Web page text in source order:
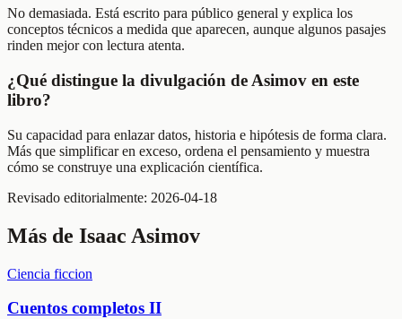
No demasiada. Está escrito para público general y explica los
conceptos técnicos a medida que aparecen, aunque algunos pasajes
rinden mejor con lectura atenta.
¿Qué distingue la divulgación de Asimov en este
libro?
Su capacidad para enlazar datos, historia e hipótesis de forma clara.
Más que simplificar en exceso, ordena el pensamiento y muestra
cómo se construye una explicación científica.
Revisado editorialmente: 2026-04-18
Más de Isaac Asimov
Ciencia ficcion
Cuentos completos II